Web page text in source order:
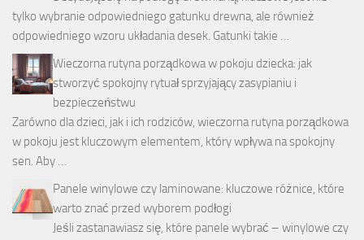
tylko wybranie odpowiedniego gatunku drewna, ale również
odpowiedniego wzoru układania desek. Gatunki takie …
Wieczorna rutyna porządkowa w pokoju dziecka: jak
stworzyć spokojny rytuał sprzyjający zasypianiu i
bezpieczeństwu
Zarówno dla dzieci, jak i ich rodziców, wieczorna rutyna porządkowa
w pokoju jest kluczowym elementem, który wpływa na spokojny
sen. Aby …
Panele winylowe czy laminowane: kluczowe różnice, które
warto znać przed wyborem podłogi
Jeśli zastanawiasz się, które panele wybrać – winylowe czy